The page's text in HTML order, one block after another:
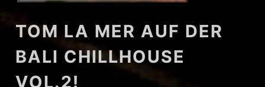
TOM LA MER AUF DER
BALI CHILLHOUSE
VOL.2!